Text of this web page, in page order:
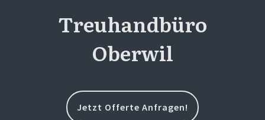
Treuhandbüro
Oberwil
Jetzt Offerte Anfragen!